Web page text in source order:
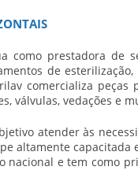
como prestadora de
de
comercializa peças
válvulas, vedações e
atender às
altamente capacitada
e tem como